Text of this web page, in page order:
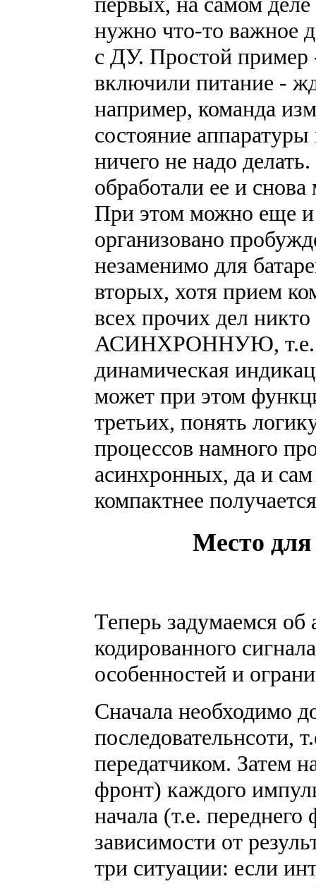
нужно что-то важное
с ДУ. Простой пример
включили питание -
например, команда
состояние
ничего не надо
обработали ее и
При этом можно еще
организовано
незаменимо для
вторых, хотя прием
всех прочих дел
АСИНХРОННУЮ, т.е.
динамическая
может при этом
третьих, понять
процессов намного
асинхронных, да и
компактнее
Место
Теперь задумаемся
кодированного
особенностей и
Сначала необходимо
последовательнсоти,
передатчиком. Затем
фронт) каждого
начала (т.е.
зависимости от
три ситуации: если